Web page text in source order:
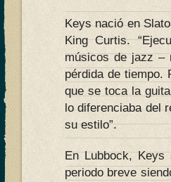
Keys nació en
King Curtis.
músicos de jazz –
pérdida de tiempo.
que se toca la
lo diferenciaba del
su estilo”.
En Lubbock,
periodo breve